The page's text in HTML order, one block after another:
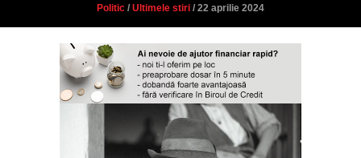
Politic / Ultimele stiri / 22 aprilie 2024